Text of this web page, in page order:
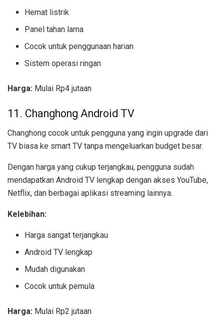
Hemat listrik
Panel tahan lama
Cocok untuk penggunaan harian
Sistem operasi ringan
Harga: Mulai Rp4 jutaan
11. Changhong Android TV
Changhong cocok untuk pengguna yang ingin upgrade dari
TV biasa ke smart TV tanpa mengeluarkan budget besar.
Dengan harga yang cukup terjangkau, pengguna sudah
mendapatkan Android TV lengkap dengan akses YouTube,
Netflix, dan berbagai aplikasi streaming lainnya.
Kelebihan:
Harga sangat terjangkau
Android TV lengkap
Mudah digunakan
Cocok untuk pemula
Harga: Mulai Rp2 jutaan